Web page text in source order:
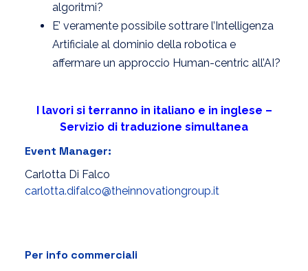
algoritmi?
E’ veramente possibile sottrare l’Intelligenza
Artificiale al dominio della robotica e
affermare un approccio Human-centric all’AI?
I lavori si terranno in italiano e in inglese –
Servizio di traduzione simultanea
Event Manager:
Carlotta Di Falco
carlotta.difalco@theinnovationgroup.it
Per info commerciali